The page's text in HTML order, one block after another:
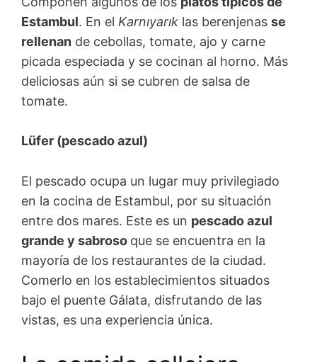
Estambul. En el Karnıyarık las berenjenas se
rellenan de cebollas, tomate, ajo y carne
picada especiada y se cocinan al horno. Más
deliciosas aún si se cubren de salsa de
tomate.
Lüfer (pescado azul)
El pescado ocupa un lugar muy privilegiado
en la cocina de Estambul, por su situación
entre dos mares. Este es un pescado azul
grande y sabroso que se encuentra en la
mayoría de los restaurantes de la ciudad.
Comerlo en los establecimientos situados
bajo el puente Gálata, disfrutando de las
vistas, es una experiencia única.